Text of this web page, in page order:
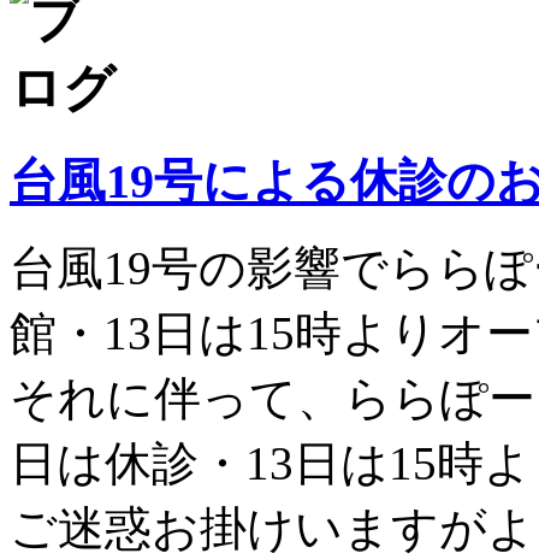
台風19号による休診の
台風19号の影響でらら
館・13日は15時よりオ
それに伴って、ららぽ
日は休診・13日は15時
ご迷惑お掛けいますが